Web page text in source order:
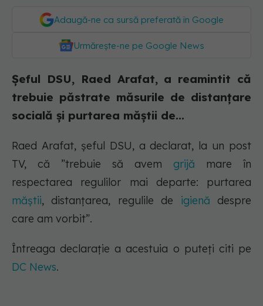
Adaugă-ne ca sursă preferată în Google
Urmărește-ne pe Google News
Șeful DSU, Raed Arafat, a reamintit că
trebuie păstrate măsurile de distanțare
socială și purtarea măștii de...
Raed Arafat, șeful DSU, a declarat, la un post
TV, că ”trebuie să avem grijă mare în
respectarea regulilor mai departe: purtarea
măștii, distanțarea, regulile de igienă despre
care am vorbit”.
Întreaga declarație a acestuia o puteți citi pe
DC News.